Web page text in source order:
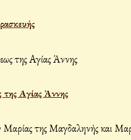
της Αγίας Άννης